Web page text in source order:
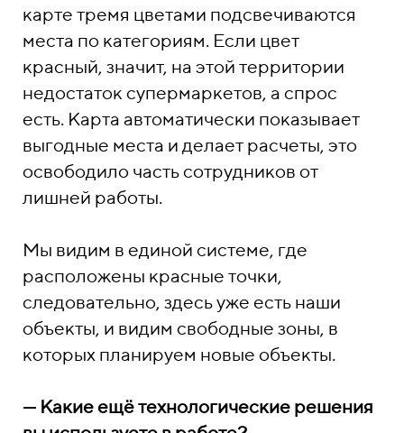
карте тремя цветами подсвечиваются
места по категориям. Если цвет
красный, значит, на этой территории
недостаток супермаркетов, а спрос
есть. Карта автоматически показывает
выгодные места и делает расчеты, это
освободило часть сотрудников от
лишней работы.
Мы видим в единой системе, где
расположены красные точки,
следовательно, здесь уже есть наши
объекты, и видим свободные зоны, в
которых планируем новые объекты.
— Какие ещё технологические решения